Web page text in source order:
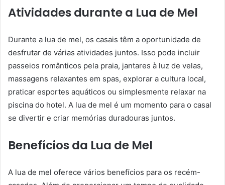
Atividades durante a Lua de Mel
Durante a lua de mel, os casais têm a oportunidade de
desfrutar de várias atividades juntos. Isso pode incluir
passeios românticos pela praia, jantares à luz de velas,
massagens relaxantes em spas, explorar a cultura local,
praticar esportes aquáticos ou simplesmente relaxar na
piscina do hotel. A lua de mel é um momento para o casal
se divertir e criar memórias duradouras juntos.
Benefícios da Lua de Mel
A lua de mel oferece vários benefícios para os recém-